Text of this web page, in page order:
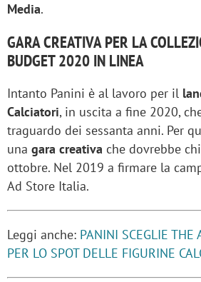
Media.
GARA CREATIVA PER LA
BUDGET 2020 IN LINEA
Intanto Panini è al lavoro per il
Calciatori, in uscita a fine 2020,
traguardo dei sessanta anni. Per
una gara creativa che dovrebbe
ottobre. Nel 2019 a firmare la
Ad Store Italia.
Leggi anche: PANINI SCEGLIE THE
PER LO SPOT DELLE FIGURINE